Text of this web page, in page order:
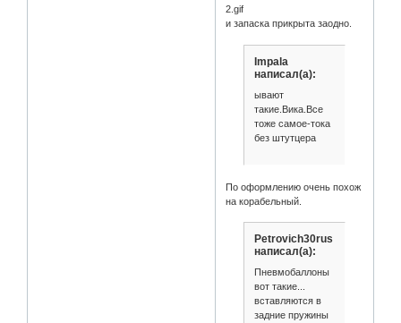
и запаска прикрыта заодно.
Impala
написал(а):
ывают
такие.Вика.Все
тоже самое-тока
без штутцера
По оформлению очень похож
на корабельный.
Petrovich30rus
написал(а):
Пневмобаллоны
вот такие...
вставляются в
задние пружины